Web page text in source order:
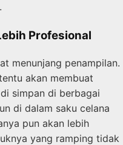
Profesional
menunjang penampilan.
akan membuat
simpan di berbagai
di dalam saku celana
pun akan lebih
yang ramping tidak